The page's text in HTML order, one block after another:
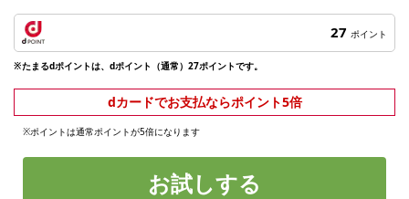
27 ポイント
※たまるdポイントは、dポイント（通常）27ポイントです。
dカードでお支払ならポイント5倍
※ポイントは通常ポイントが5倍になります
お試しする